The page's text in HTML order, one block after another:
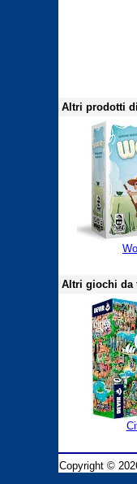
Altri prodotti
Altri giochi da
Copyright ©